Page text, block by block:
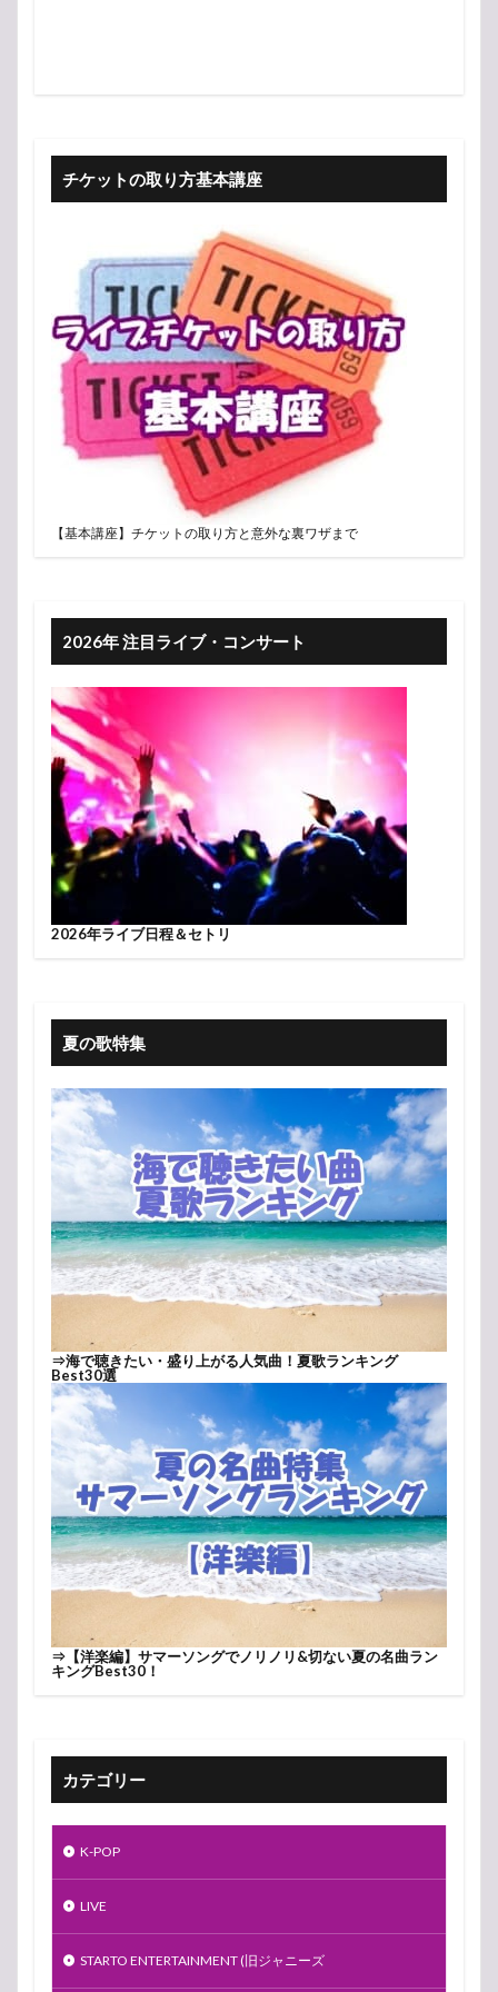
チケットの取り方基本講座
【基本講座】チケットの取り方と意外な裏ワザまで
2026年 注目ライブ・コンサート
2026年ライブ日程＆セトリ
夏の歌特集
⇒海で聴きたい・盛り上がる人気曲！夏歌ランキング
Best30選
⇒ 【洋楽編】サマーソングでノリノリ&切ない夏の名曲ラン
キングBest30！
カテゴリー
K-POP
LIVE
STARTO ENTERTAINMENT (旧ジャニーズ